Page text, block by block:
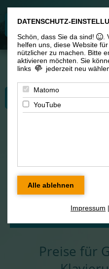
Sie sind hier:Workshops & Unterricht>
Bitte wählen Sie...
Ich biete
wählen Sie die
kostengünstigste
Preise für
DATENSCHUTZ-
Schön, dass Sie da sind!
helfen uns, diese Website
nützlicher zu machen.
Bitte
aktivieren möchten. Sie
links
jederzeit neu
Matomo
YouTube
Impressum |